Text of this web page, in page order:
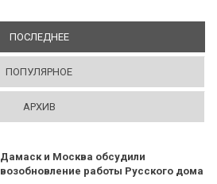
ПОСЛЕДНЕЕ(АКТИВНАЯ ВКЛАДКА)
ПОПУЛЯРНОЕ
АРХИВ
Дамаск и Москва обсудили
возобновление работы Русского дома